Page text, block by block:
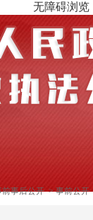
无障碍浏览
前事后公开>事前公开